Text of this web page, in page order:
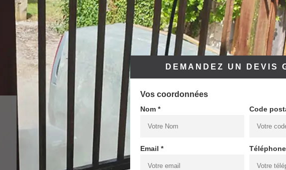
DEMANDEZ UN DEVIS
Vos coordonnées
Nom * Code
Email *